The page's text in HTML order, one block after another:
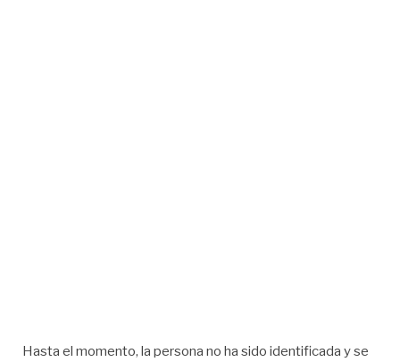
Hasta el momento, la persona no ha sido identificada y se